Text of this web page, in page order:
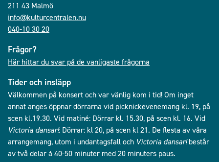
211 43 Malmö
info@kulturcentralen.nu
040-10 30 20
Frågor?
Här hittar du svar på de vanligaste frågorna
Tider och insläpp
Välkommen på konsert och var vänlig kom i tid! Om inget
annat anges öppnar dörrarna vid picknickevenemang kl. 19, på
scen kl.19.30. Vid matiné: Dörrar kl. 15.30, på scen kl. 16. Vid
Victoria dansar!: Dörrar: kl 20, på scen kl 21. De flesta av våra
arrangemang, utom i undantagsfall och Victoria dansar!består
av två delar á 40-50 minuter med 20 minuters paus.